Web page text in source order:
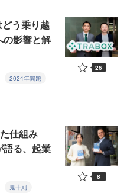
どう乗り越
影響と解
2024年問題
26
仕組み
語る、起業
鬼十則
8